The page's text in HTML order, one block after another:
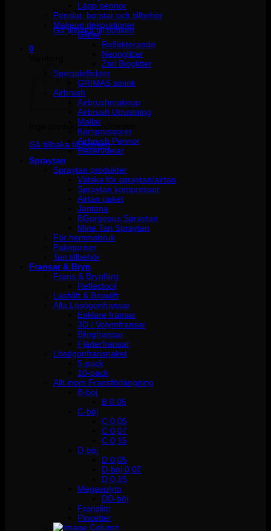
Inga produkter i varukorgen.
Gå tillbaka till butiken
0
Inga produkter i varukorgen.
Gå tillbaka till butiken
Läpp pennor
Penslar, borstar och tillbehör
Makeup dekorationer
Glitter
Reflekterande
Neonglitter
Ztirl Bioglitter
Specialeffekter
GRIMAS smink
Airbrush
Airbrushmakeup
Airbrush Utrustning
Mallar
Kompressorer
Airbrush Pennor
Reservdelar
Spraytan
Spraytan produkter
Vätska för spraytan/airtan
Spraytan kompressor
Airtan paket
Jantana
BGorgeous Spraytan
Mine Tan Spraytan
För hemmabruk
Paketpriser
Tan tillbehör
Fransar & Bryn
Frans & Brynfärg
Reflectocil
Lashlift & Browlift
Alla Lösögonfransar
Enklare fransar
3D / Volymfransar
Blingfransar
Fjäderfransar
Lösögonfranspaket
5-pack
10-pack
Allt inom Fransförlängning
B-böj
B 0.05
C-böj
C 0,05
C 0,07
C 0,15
D-böj
D 0,05
D-böj 0,07
D 0,15
Megavolym
DD-böj
Franslim
Pincetter